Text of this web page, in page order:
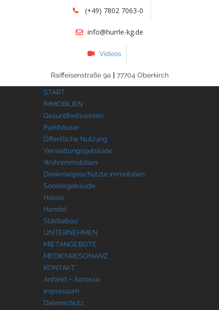
(+49) 7802 7063-0
info@hurrle-kg.de
Videos
Raiffeisenstraße 9a | 77704 Oberkirch
START
IMMOBILIEN
Gesundheitswesen
Parkhäuser
Öffentliche Nutzung
Verwaltungsgebäude
Wohnimmobilien
Denkmalgeschützte Immobilien
Sondergebäude
Hotels
Handel
Städtebau
UNTERNEHMEN
MIETANGEBOTE
MEDIENRESONANZ
KONTAKT
Anfahrt + Adresse
Impressum
Datenschutz